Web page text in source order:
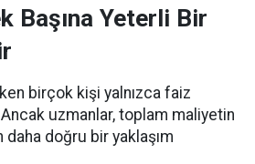
Başına Yeterli Bir
birçok kişi yalnızca faiz
Ancak uzmanlar, toplam maliyetin
doğru bir yaklaşım